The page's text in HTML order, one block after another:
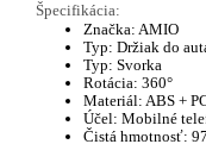
Špecifikácia:
Značka: AMIO
Typ: Držiak do
Typ: Svorka
Rotácia: 360°
Materiál: ABS +
Účel: Mobilné
Čistá hmotnosť: